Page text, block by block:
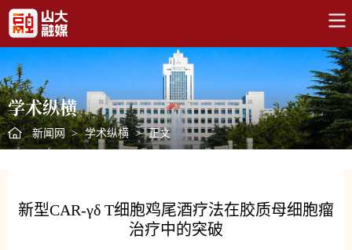
学术纵横
新闻网 > 学术纵横 > 正文
新型CAR-γδ T细胞鸡尾酒疗法在胶质母细胞瘤
治疗中的突破